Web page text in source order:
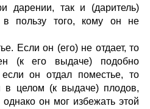
дарении, так и (даритель)
в пользу того, кому он не
Если он (его) не отдает, то
(к его выдаче) подобно
он отдал поместье, то
в целом (к выдаче) плодов,
он мог избежать этой